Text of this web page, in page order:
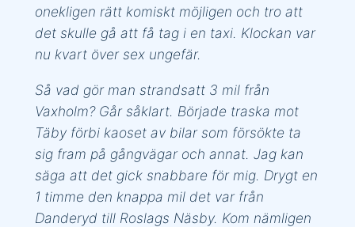
onekligen rätt komiskt möjligen och tro att
det skulle gå att få tag i en taxi. Klockan var
nu kvart över sex ungefär.
Så vad gör man strandsatt 3 mil från
Vaxholm? Går såklart. Började traska mot
Täby förbi kaoset av bilar som försökte ta
sig fram på gångvägar och annat. Jag kan
säga att det gick snabbare för mig. Drygt en
1 timme den knappa mil det var från
Danderyd till Roslags Näsby. Kom nämligen